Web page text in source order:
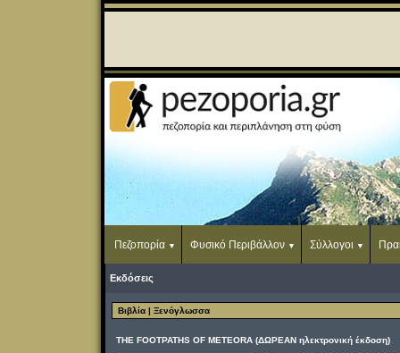
Πεζοπορία Φυσικό Περιβάλλον Σύλλογοι
Εκδόσεις
Βιβλία| Ξενόγλωσσα
ΤΗΕ FOOTPATHS OF METEORA (ΔΩΡΕΑΝ ηλεκτρονική έκδοση)